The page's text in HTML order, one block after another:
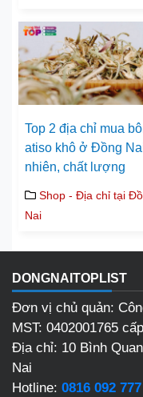
Top 2 địa chỉ mua
atiso khô ở Đồng
nhiên, chất lượng
Shop - Địa chỉ tại
Nai
DONGNAITOPLIST
Đơn vị chủ quản:
MST: 0402001765
Địa chỉ: 10 Bình
Nai
Hotline: 0816 092 777